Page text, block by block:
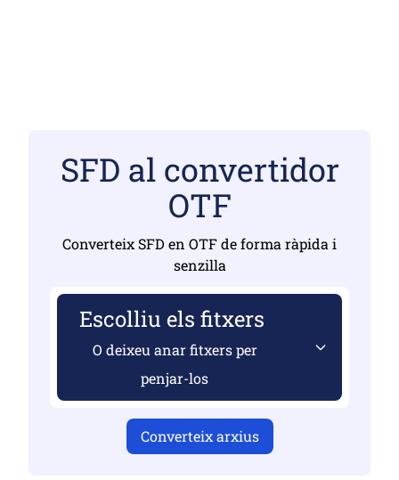
SFD al convertidor
OTF
Converteix SFD en OTF de forma ràpida i
senzilla
Escolliu els fitxers
O deixeu anar fitxers per
penjar-los
Converteix arxius